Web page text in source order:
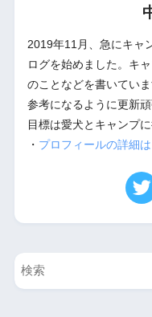
2019年11月、急にキャ
ログを始めました。キ
のことなどを書いてい
参考になるように更新
目標は愛犬とキャンプに
・ プロフィールの詳細